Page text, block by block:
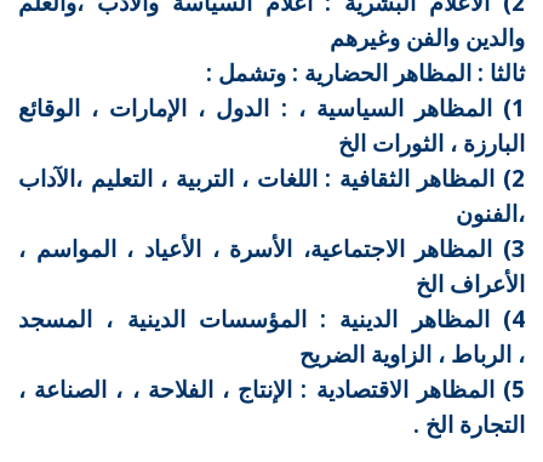
والدين والفن وغيرهم
ثالثا : المظاهر الحضارية : وتشمل :
1) المظاهر السياسية ، : الدول ، الإمارات ، الوقائع
البارزة ، الثورات الخ
2) المظاهر الثقافية : اللغات ، التربية ، التعليم ،الآداب
،الفنون
3) المظاهر الاجتماعية، الأسرة ، الأعياد ، المواسم ،
الأعراف الخ
4) المظاهر الدينية : المؤسسات الدينية ، المسجد
، الرباط ، الزاوية الضريح
5) المظاهر الاقتصادية : الإنتاج ، الفلاحة ، ، الصناعة ،
التجارة الخ .